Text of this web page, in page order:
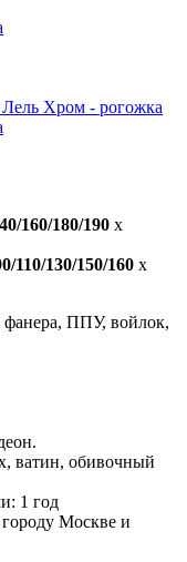
160/180/190 x
110/130/150/160 x
ППУ, войлок,
ватин, обивочный
1 год
Москве и